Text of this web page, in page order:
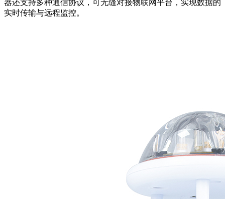
器还支持多种通信协议，可无缝对接物联网平台，实现数据的
实时传输与远程监控。